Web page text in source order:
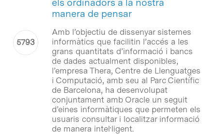
manera de pensar
Amb l’objectiu de dissenyar sistemes
informàtics que facilitin l’accés a les
grans quantitats d’informació i bancs
de dades actualment disponibles,
l’empresa Thera, Centre de Llenguatges
i Computació, amb seu al Parc Científic
de Barcelona, ha desenvolupat
conjuntament amb Oracle un seguit
d’eines informàtiques que permeten els
usuaris consultar i localitzar informació
de manera intel·ligent.